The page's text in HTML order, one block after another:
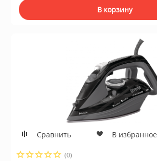
В корзину
Сравнить В избранное
(0)